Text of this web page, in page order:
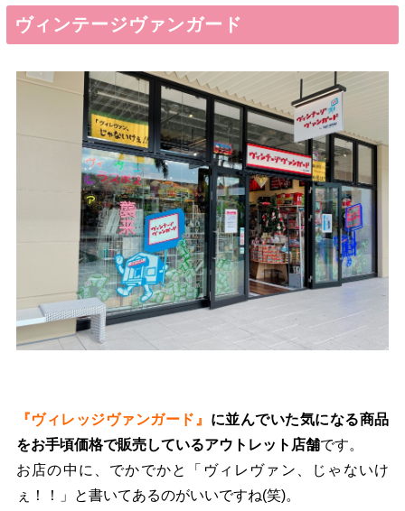
ヴィンテージヴァンガード
『ヴィレッジヴァンガード』 に並んでいた気になる商品
をお手頃価格で販売しているアウトレット店舗です。
お店の中に、でかでかと「ヴィレヴァン、じゃないけ
ぇ！！」と書いてあるのがいいですね(笑)。